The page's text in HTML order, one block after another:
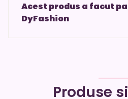
Acest produs a facut
DyFashion
Produse